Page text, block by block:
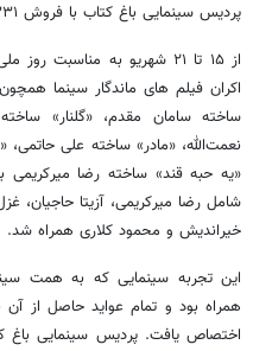
پردیس سینمایی باغ کتاب با فروش ۱۳۳۱ بلیت همراه شد.
از ۱۵ تا ۲۱ شهریو به
اکران فیلم های ماندگار سینما
ساخته سامان مقدم، «گلنار»
نعمت‌الله، «مادر» ساخته علی
«یه حبه قند» ساخته رضا میرکریمی
شامل رضا میرکریمی، آزیتا حاجیان،
خیراندیش و محمود کلاری همراه شد.
همراه بود و تمام عواید حاصل از آن
اختصاص یافت. پردیس سینمایی باغ